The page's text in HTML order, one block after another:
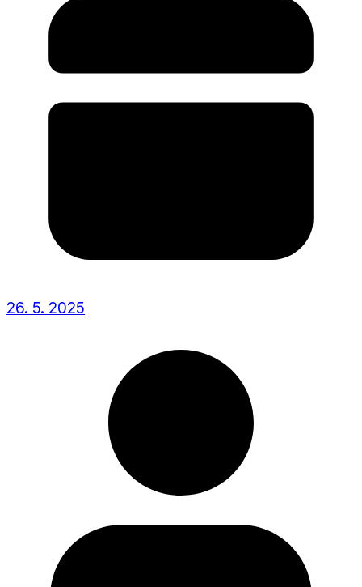
26. 5. 2025